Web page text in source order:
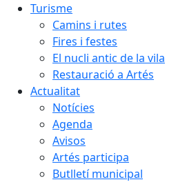
Turisme
Camins i rutes
Fires i festes
El nucli antic de la vila
Restauració a Artés
Actualitat
Notícies
Agenda
Avisos
Artés participa
Butlletí municipal